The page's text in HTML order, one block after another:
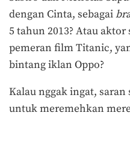
dengan Cinta, sebagai
5 tahun 2013? Atau aktor
pemeran film Titanic,
bintang iklan Oppo?
Kalau nggak ingat,
untuk meremehkan